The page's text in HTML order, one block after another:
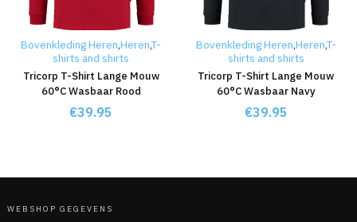
Bovenkleding Heren,Heren,T-
shirts and shirts
Tricorp T-Shirt Lange Mouw
60°C Wasbaar Rood
€39.95
Bovenkleding Heren,Heren,T-
shirts and shirts
Tricorp T-Shirt Lange Mouw
60°C Wasbaar Navy
€39.95
WEBSHOP GEGEVENS